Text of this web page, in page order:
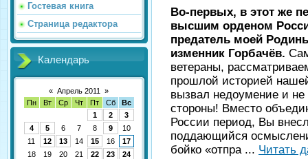
Гостевая книга
Страница редактора
Календарь
« Апрель 2011
»
Пн
Вт Ср Чт Пт Сб
Вс
1
2
3
4
5 6 7 8 9
10
11
12 13 14 15 16
17
18
19 20 21 22 23
24
Во-первых, в этот же
высшим орденом
предатель моей
изменник Горбачёв.
ветераны,
прошлой историей
вызвал недоумение и
стороны! Вместо
России период, Вы
поддающийся
бойко «отпра ... Читать